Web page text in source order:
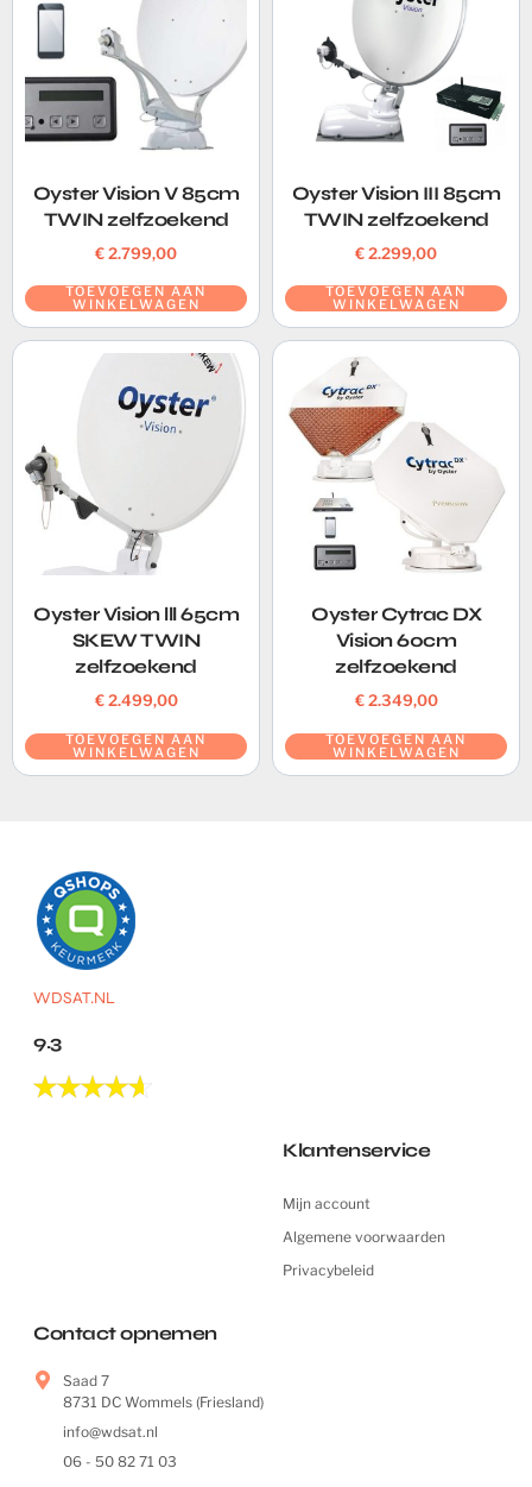
Oyster Vision V 85cm
TWIN zelfzoekend
€2.799,00
TOEVOEGEN AAN
WINKELWAGEN
Oyster Vision III 85cm
TWIN zelfzoekend
€2.299,00
TOEVOEGEN AAN
WINKELWAGEN
Oyster Vision lll 65cm
SKEW TWIN
zelfzoekend
€2.499,00
TOEVOEGEN AAN
WINKELWAGEN
Oyster Cytrac DX
Vision 60cm
zelfzoekend
€2.349,00
TOEVOEGEN AAN
WINKELWAGEN
WDSAT.NL
9.3
Klantenservice
Mijn account
Algemene voorwaarden
Privacybeleid
Contact opnemen
Saad 7
8731 DC Wommels (Friesland)
info@wdsat.nl
06 - 50 82 71 03